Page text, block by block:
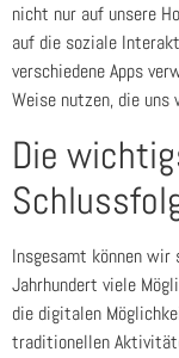
nicht nur auf unsere
auf die soziale
verschiedene Apps
Weise nutzen, die
Die
Insgesamt können
Jahrhundert viele
die digitalen
traditionellen